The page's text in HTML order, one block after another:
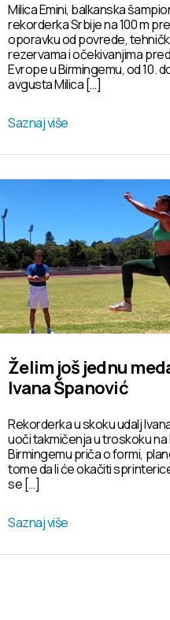
Milica Emini, balkanska
rekorderka Srbije na 100 m
oporavku od povrede,
rezervama i očekivanjima
Evrope u Birmingemu, od 10.
avgusta Milica […]
Saznaj više
Želim još jednu
Ivana Španović
Rekorderka u skoku udalj
uoči takmičenja u troskoku na
Birmingemu priča o formi,
tome da li će okačiti
se […]
Saznaj više